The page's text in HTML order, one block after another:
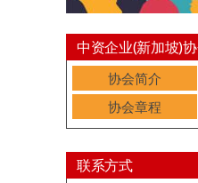
中资企业(新加坡)
协会简介
协会章程
联系方式